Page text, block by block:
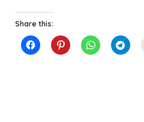
Share this: